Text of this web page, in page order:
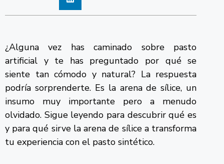
¿Alguna vez has caminado sobre pasto
artificial y te has preguntado por qué se
siente tan cómodo y natural? La respuesta
podría sorprenderte. Es la arena de sílice, un
insumo muy importante pero a menudo
olvidado. Sigue leyendo para descubrir qué es
y para qué sirve la arena de sílice a transforma
tu experiencia con el pasto sintético.